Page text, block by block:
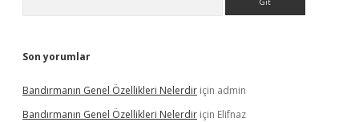
Son yorumlar
Bandırmanın Genel Özellikleri Nelerdir için admin
Bandırmanın Genel Özellikleri Nelerdir için Elifnaz